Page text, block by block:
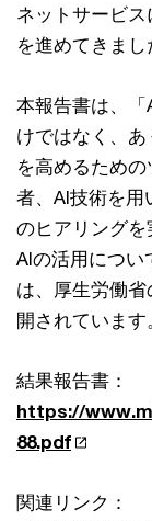
ネットサービ
を進めてきまし
本報告書は、
けではなく、
を高めるため
者、AI技術を用
のヒアリング
AIの活用につい
は、厚生労働
開されています
結果報告書：
https://
88.pdf
関連リンク：